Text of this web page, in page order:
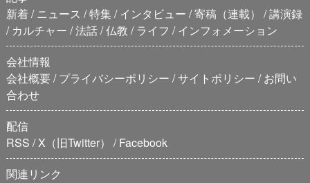
新着
ニュース 特集 インタビュー 寄稿（連載）
講演録
カルチャー 法話 仏教 ライフ
インフォメーション
会社情報
会社概要 プライバシーポリシー サイトポリシー
お問い
合わせ
配信
RSS X（旧Twitter）
Facebook
関連リンク